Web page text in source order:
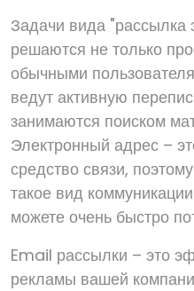
Задачи вида "рассылка
решаются не только
обычными
ведут активную
занимаются поиском
Электронный адрес –
средство связи,
такое вид
можете очень быстро
Email рассылки – это
рекламы вашей